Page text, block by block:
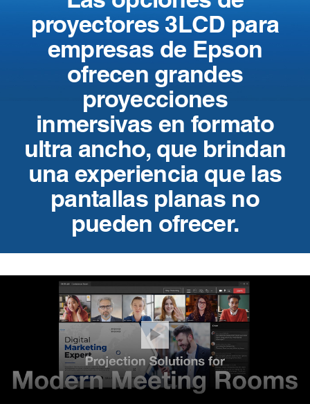
proyectores 3LCD para
empresas de Epson
ofrecen grandes
proyecciones
inmersivas en formato
ultra ancho, que brindan
una experiencia que las
pantallas planas no
pueden ofrecer.